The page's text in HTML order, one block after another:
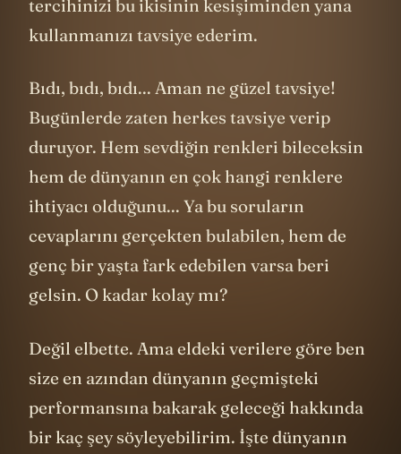
tercihinizi bu ikisinin kesişiminden yana
kullanmanızı tavsiye ederim.
Bıdı, bıdı, bıdı... Aman ne güzel tavsiye!
Bugünlerde zaten herkes tavsiye verip
duruyor. Hem sevdiğin renkleri bileceksin
hem de dünyanın en çok hangi renklere
ihtiyacı olduğunu... Ya bu soruların
cevaplarını gerçekten bulabilen, hem de
genç bir yaşta fark edebilen varsa beri
gelsin. O kadar kolay mı?
Değil elbette. Ama eldeki verilere göre ben
size en azından dünyanın geçmişteki
performansına bakarak geleceği hakkında
bir kaç şey söyleyebilirim. İşte dünyanın